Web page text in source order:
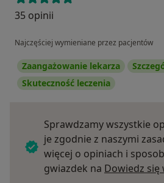
35 opinii
Najczęściej wymieniane przez pacjentów
Zaangażowanie lekarza
Skuteczność leczenia
Sprawdzamy wszystkie
je zgodnie z naszymi
więcej o opiniach i
gwiazdek na Dowiedz się